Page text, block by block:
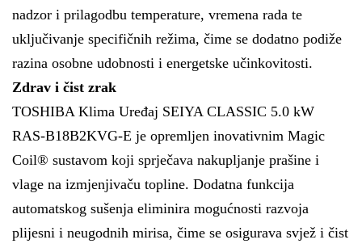
nadzor i prilagodbu temperature, vremena rada te
uključivanje specifičnih režima, čime se dodatno podiže
razina osobne udobnosti i energetske učinkovitosti.
Zdrav i čist zrak
TOSHIBA Klima Uređaj SEIYA CLASSIC 5.0 kW
RAS-B18B2KVG-E je opremljen inovativnim Magic
Coil® sustavom koji sprječava nakupljanje prašine i
vlage na izmjenjivaču topline. Dodatna funkcija
automatskog sušenja eliminira mogućnosti razvoja
plijesni i neugodnih mirisa, čime se osigurava svjež i čist